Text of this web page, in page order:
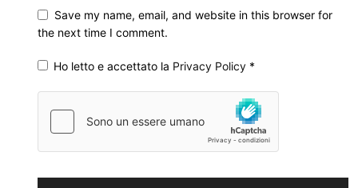
Save my name, email, and website in this browser for
the next time I comment.
Ho letto e accettato la Privacy Policy *